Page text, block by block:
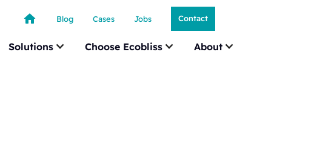
Solutions Choose Ecobliss About
Blog Cases Jobs Contact